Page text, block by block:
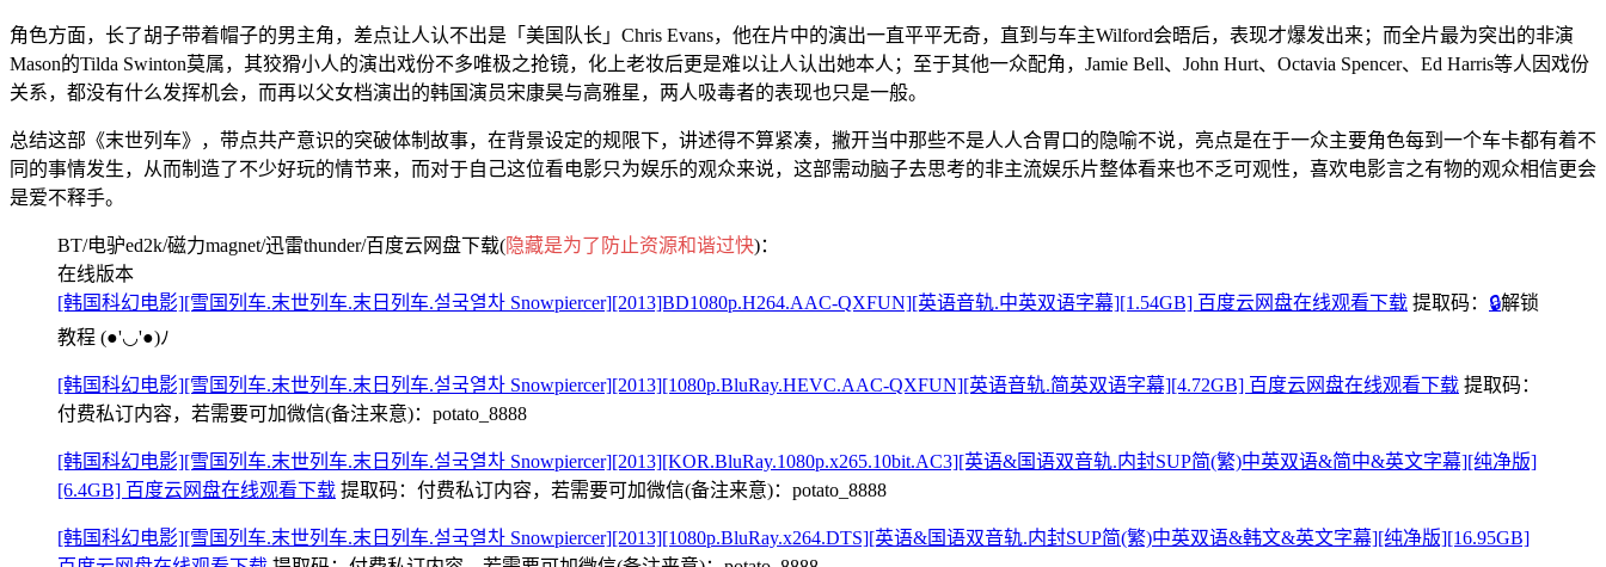
角色方面，长了胡子带着帽子的男主角，差点让人认不出是「美国队长」Chris Evans，他在片中的演出一直平平无奇，直到与车主Wilford会晤后，表现才爆发出来；而全片最为突出的非演
Mason的Tilda Swinton莫属，其狡猾小人的演出戏份不多唯极之抢镜，化上老妆后更是难以让人认出她本人；至于其他一众配角，Jamie Bell、John Hurt、Octavia Spencer、Ed Harris等人因戏份
关系，都没有什么发挥机会，而再以父女档演出的韩国演员宋康昊与高雅星，两人吸毒者的表现也只是一般。
总结这部《末世列车》，带点共产意识的突破体制故事，在背景设定的规限下，讲述得不算紧凑，撇开当中那些不是人人合胃口的隐喻不说，亮点是在于一众主要角色每到一个车卡都有着不
同的事情发生，从而制造了不少好玩的情节来，而对于自己这位看电影只为娱乐的观众来说，这部需动脑子去思考的非主流娱乐片整体看来也不乏可观性，喜欢电影言之有物的观众相信更会
是爱不释手。
BT/电驴ed2k/磁力magnet/迅雷thunder/百度云网盘下载(隐藏是为了防止资源和谐过快)：
在线版本
[韩国科幻电影][雪国列车.末世列车.末日列车.설국열차 Snowpiercer][2013]BD1080p.H264.AAC-QXFUN][英语音轨.中英双语字幕][1.54GB] 百度云网盘在线观看下载 提取码： 🔒解锁
教程 (●'◡'●)ﾉ
[韩国科幻电影][雪国列车.末世列车.末日列车.설국열차 Snowpiercer][2013][1080p.BluRay.HEVC.AAC-QXFUN][英语音轨.简英双语字幕][4.72GB] 百度云网盘在线观看下载 提取码：
付费私订内容，若需要可加微信(备注来意)：potato_8888
[韩国科幻电影][雪国列车.末世列车.末日列车.설국열차 Snowpiercer][2013][KOR.BluRay.1080p.x265.10bit.AC3][英语&国语双音轨.内封SUP简(繁)中英双语&简中&英文字幕][纯净版]
[6.4GB] 百度云网盘在线观看下载 提取码： 付费私订内容，若需要可加微信(备注来意)：potato_8888
[韩国科幻电影][雪国列车.末世列车.末日列车.설국열차 Snowpiercer][2013][1080p.BluRay.x264.DTS][英语&国语双音轨.内封SUP简(繁)中英双语&韩文&英文字幕][纯净版][16.95GB]